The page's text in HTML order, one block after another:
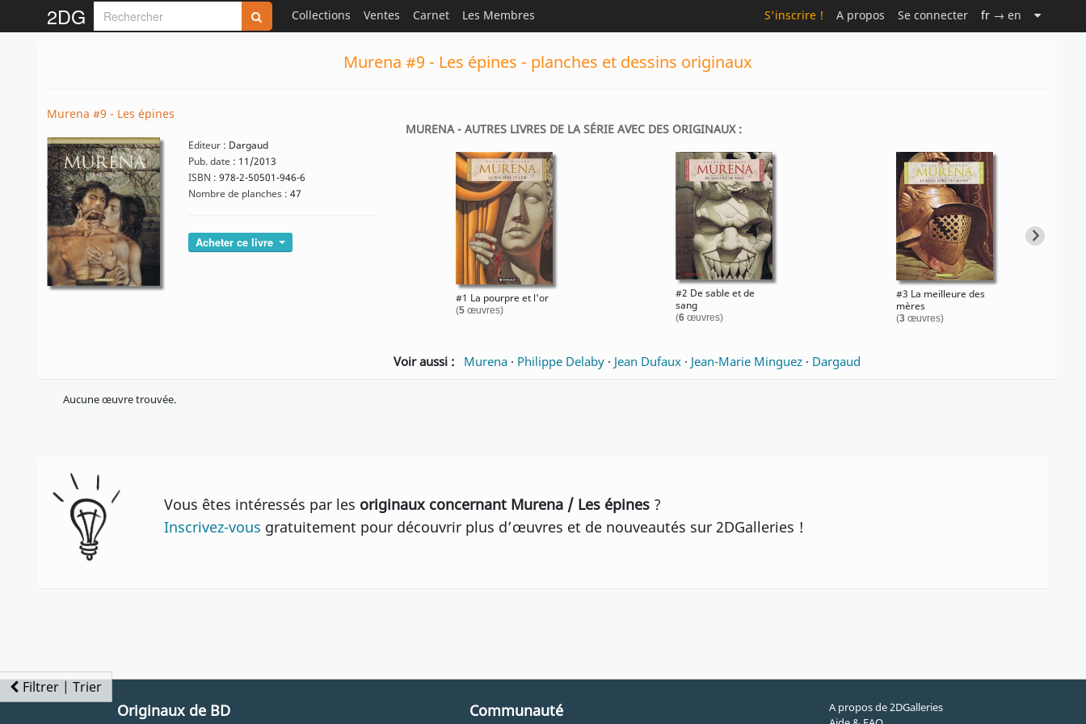
2DG Collections Ventes Carnet Les Membres S'inscrire ! A propos Se connecter fr → en
Murena #9 - Les épines - planches et dessins originaux
Murena #9 - Les épines
Editeur : Dargaud
Pub. date : 11/2013
ISBN : 978-2-50501-946-6
Nombre de planches : 47
Acheter ce livre
MURENA - AUTRES LIVRES DE LA SÉRIE AVEC DES ORIGINAUX :
#1 La pourpre et l'or
(5œuvres)
#2 De sable et de
sang
(6 œuvres)
#3 La meilleure des
mères
(3œuvres)
Voir aussi : Murena · Philippe Delaby · Jean Dufaux · Jean-Marie Minguez · Dargaud
Filtrer | Trier
Aucune œuvre trouvée.
Vous êtes intéressés par les originaux concernant Murena / Les épines ?
Inscrivez-vous gratuitement pour découvrir plus d’œuvres et de nouveautés sur 2DGalleries !
Originaux de BD Communauté
A propos de 2DGalleries